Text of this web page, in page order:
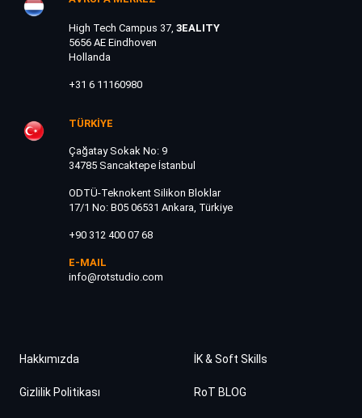
High Tech Campus 37, 3EALITY
5656 AE Eindhoven
Hollanda
+31 6 11160980
TÜRKİYE
Çağatay Sokak No: 9
34785 Sancaktepe İstanbul
ODTÜ-Teknokent Silikon Bloklar
17/1 No: B05 06531 Ankara, Türkiye
+90 312 400 07 68
E-MAIL
info@rotstudio.com
Hakkımızda
Gizlilik Politikası
İK & Soft Skills
RoT BLOG